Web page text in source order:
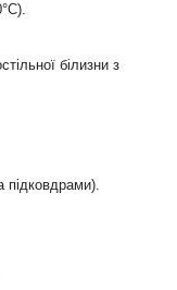
білизни з
підковдрами).